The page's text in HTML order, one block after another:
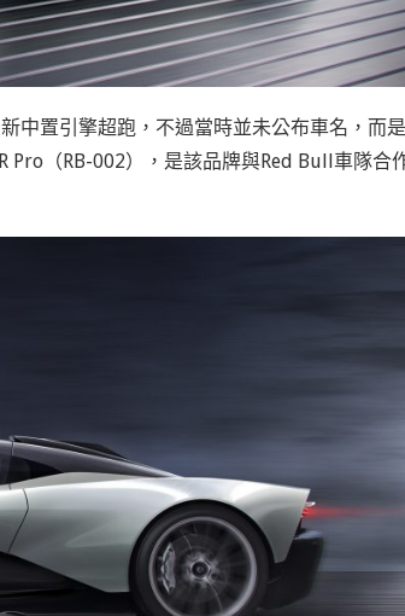
中置引擎超跑，不過當時並未公布車名，而是
Pro（RB-002），是該品牌與Red Bull車隊合